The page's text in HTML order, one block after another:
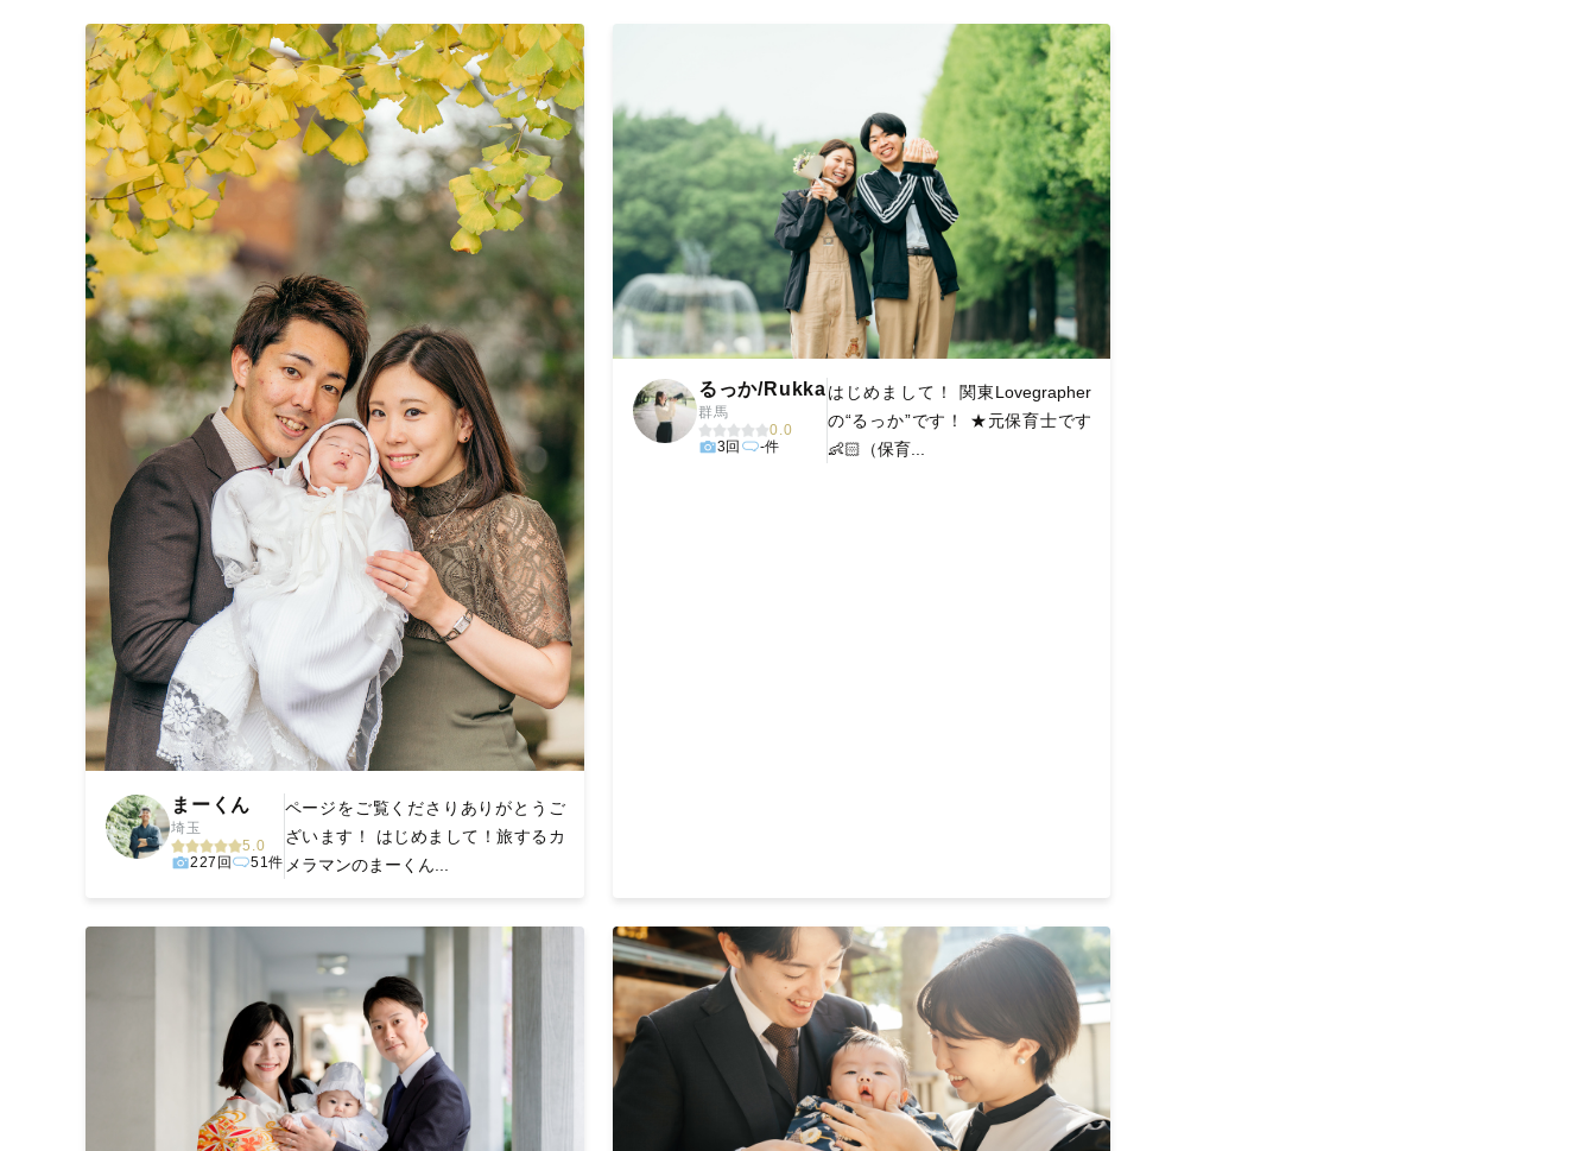
に。きっと「こんな写真を撮ってほしかった！」と思える一枚に出会えます。まずは、ラブグラフの
をご覧ください。
まーくん
埼玉
5.0
227回
51件
ページをご覧くださりありがとうご
ざいます！ はじめまして！旅するカ
メラマンのまーくん...
るっか/Rukka
群馬
0.0
3回
-件
はじめまして！ 関東Lovegrapher
の“るっか”です！ ★元保育士です
👶🏻（保育...